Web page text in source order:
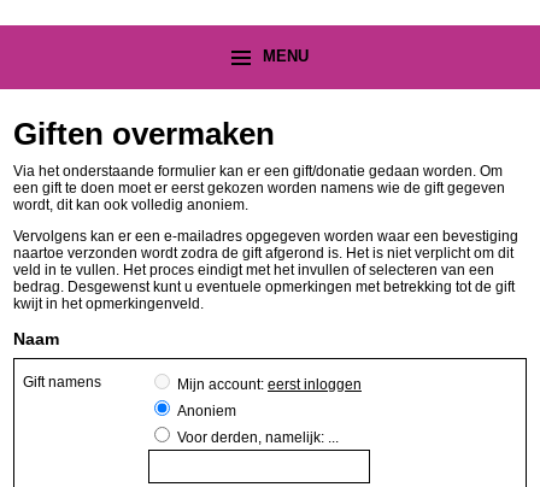
MENU
Giften overmaken
Via het onderstaande formulier kan er een gift/donatie gedaan worden. Om
een gift te doen moet er eerst gekozen worden namens wie de gift gegeven
wordt, dit kan ook volledig anoniem.
Vervolgens kan er een e-mailadres opgegeven worden waar een bevestiging
naartoe verzonden wordt zodra de gift afgerond is. Het is niet verplicht om dit
veld in te vullen. Het proces eindigt met het invullen of selecteren van een
bedrag. Desgewenst kunt u eventuele opmerkingen met betrekking tot de gift
kwijt in het opmerkingenveld.
Naam
Gift namens Mijn account: eerst inloggen
Anoniem
Voor derden, namelijk: ...